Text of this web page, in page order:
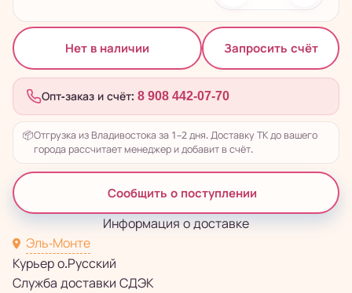
Нет в наличии Запросить счёт
Опт-заказ и счёт: 8 908 442-07-70
📦Отгрузка из Владивостока за 1–2 дня. Доставку ТК до вашего
города рассчитает менеджер и добавит в счёт.
Сообщить о поступлении
Информация о доставке
Эль-Монте
Курьер о.Русский
Служба доставки СДЭК